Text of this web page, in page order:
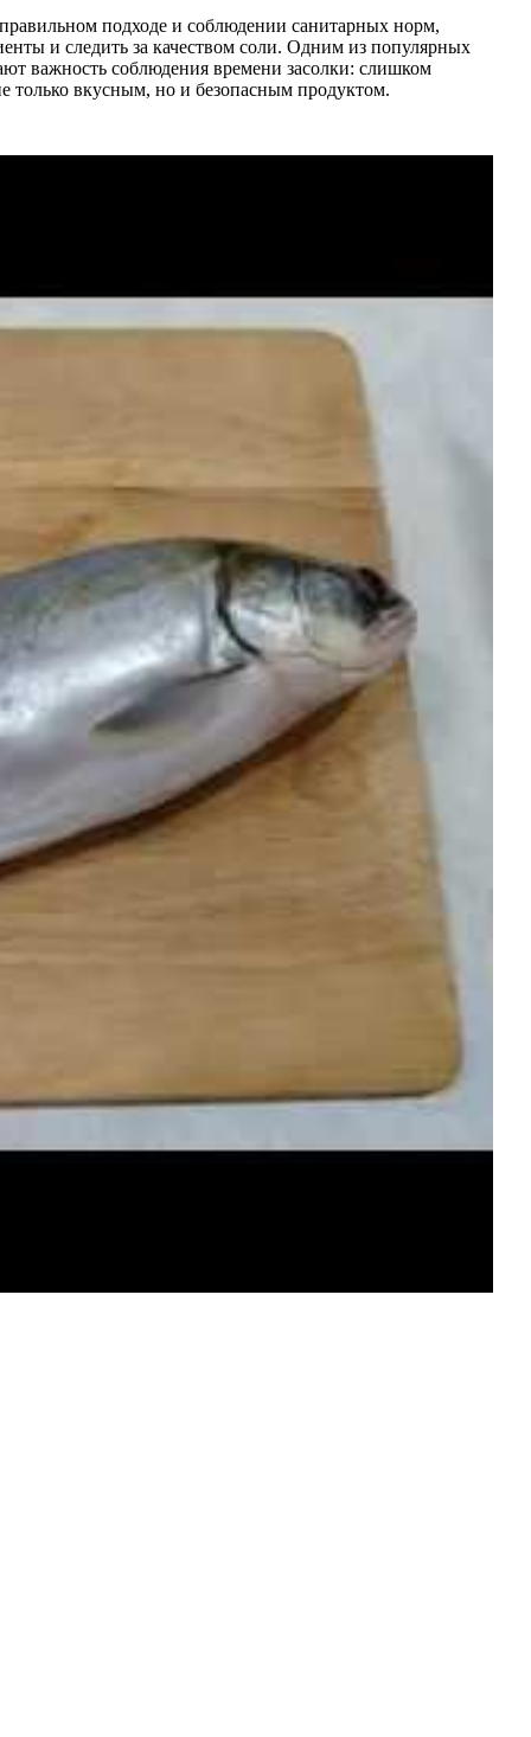
подходе и соблюдении санитарных норм,
и следить за качеством соли. Одним из популярных
важность соблюдения времени засолки: слишком
только вкусным, но и безопасным продуктом.